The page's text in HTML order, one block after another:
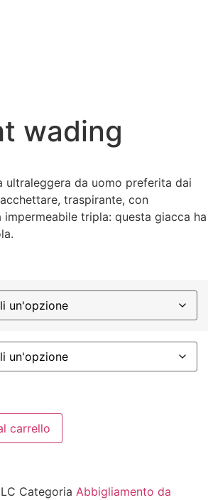
wading
ultraleggera da uomo preferita dai
traspirante, con
impermeabile tripla: questa giacca ha
carrello
Categoria Abbigliamento da